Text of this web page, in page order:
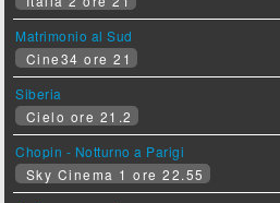
Matrimonio al Sud
Cine34 ore 21
Siberia
Cielo ore 21.2
Chopin - Notturno a Parigi
Sky Cinema 1 ore 22.55